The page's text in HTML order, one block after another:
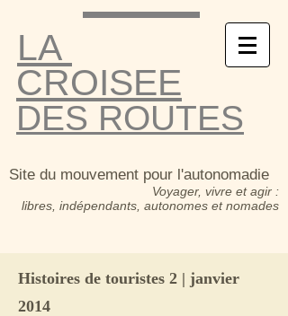
LA
CROISEE
DES ROUTES
Site du mouvement pour l'autonomadie
Voyager, vivre et agir :
libres, indépendants, autonomes et nomades
Histoires de touristes 2 | janvier
2014